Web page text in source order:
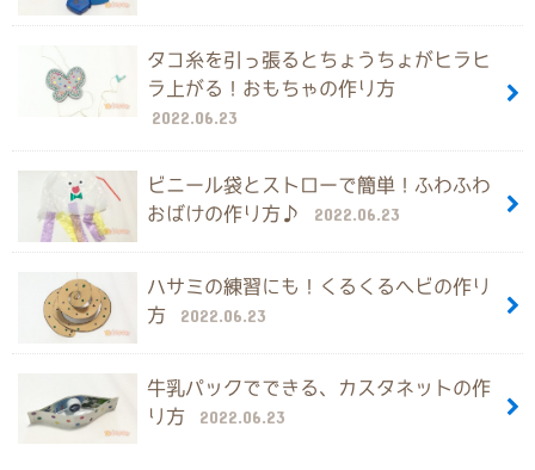
タコ糸を引っ張るとちょうちょがヒラヒ
ラ上がる！おもちゃの作り方
2022.06.23
ビニール袋とストローで簡単！ふわふわ
おばけの作り方♪
2022.06.23
ハサミの練習にも！くるくるヘビの作り
方
2022.06.23
牛乳パックでできる、カスタネットの作
り方
2022.06.23